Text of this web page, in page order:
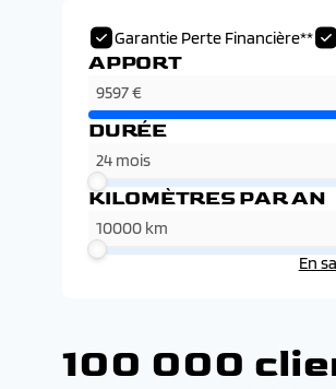
Garantie Perte Financière**
APPORT
DURÉE
KILOMÈTRES PAR AN
En
100 000